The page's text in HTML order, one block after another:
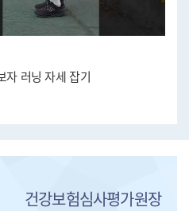
자 러닝 자세 잡기
건강보험심사평가원장